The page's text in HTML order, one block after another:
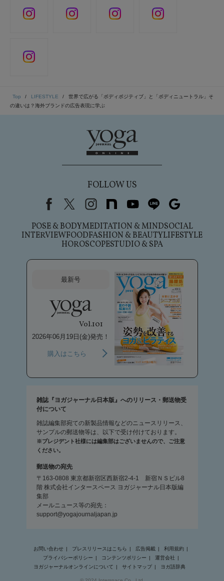
Top LIFESTYLE
世界で広がる「ボディポジティブ」と「ボディニュートラル」そ
の違いは？海外ブランドの広告表現に学ぶ
FOLLOW US
FacebookX（旧Twitter）
instagram
note youtubeline
POSE & BODYMEDITATION & MINDSOCIAL
INTERVIEWFOODFASHION & BEAUTYLIFESTYLE
HOROSCOPESTUDIO & SPA
最新号
Vol.101
2026年06月19日(金)発売！
購入はこちら
雑誌『ヨガジャーナル日本版』へのリリース・郵送物受
付について
雑誌編集部宛ての新製品情報などのニュースリリース、
サンプルの郵送物等は、以下で受け付けております。
※プレジデント社様には編集部はございませんので、ご注意
ください。
郵送物の宛先
〒163-0808 東京都新宿区西新宿2-4-1 新宿ＮＳビル8
階 株式会社インタースペース ヨガジャーナル日本版編
集部
メールニュース等の宛先：
support@yogajournaljapan.jp
お問い合わせ プレスリリースはこちら 広告掲載
利用規約
プライバシーポリシー
コンテンツポリシー
運営会社
ヨガジャーナルオンラインについて
サイトマップ ヨガ語辞典